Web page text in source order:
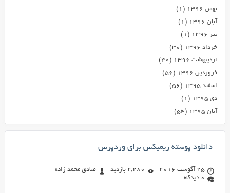
بهمن ۱۳۹۶
(۱)
آبان ۱۳۹۶
(۱)
تیر ۱۳۹۶
(۱)
خرداد ۱۳۹۶
(۳۰)
اردیبهشت ۱۳۹۶
(۴۰)
فروردین ۱۳۹۶
(۵۶)
اسفند ۱۳۹۵
(۵۶)
دی ۱۳۹۵
(۱)
آبان ۱۳۹۵
(۵۴)
دانلود پوسته ریمیکس برای وردپرس
25 آگوست 2016 2,280 بازدید
صادق محمد زاده
0 دیدگاه